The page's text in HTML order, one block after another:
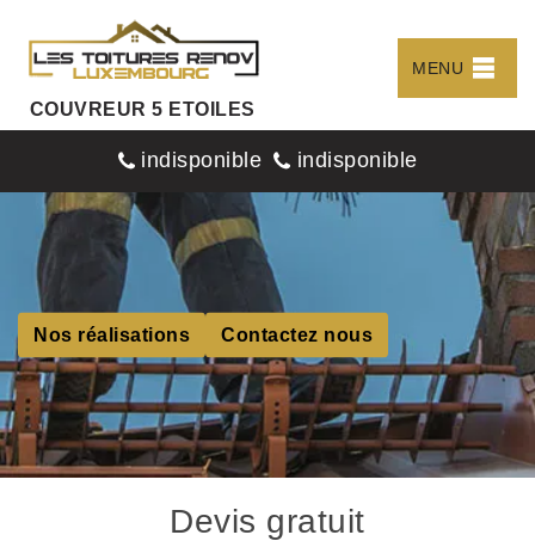
COUVREUR 5 ETOILES
MENU
indisponible indisponible
Nos réalisations Contactez nous
Devis gratuit